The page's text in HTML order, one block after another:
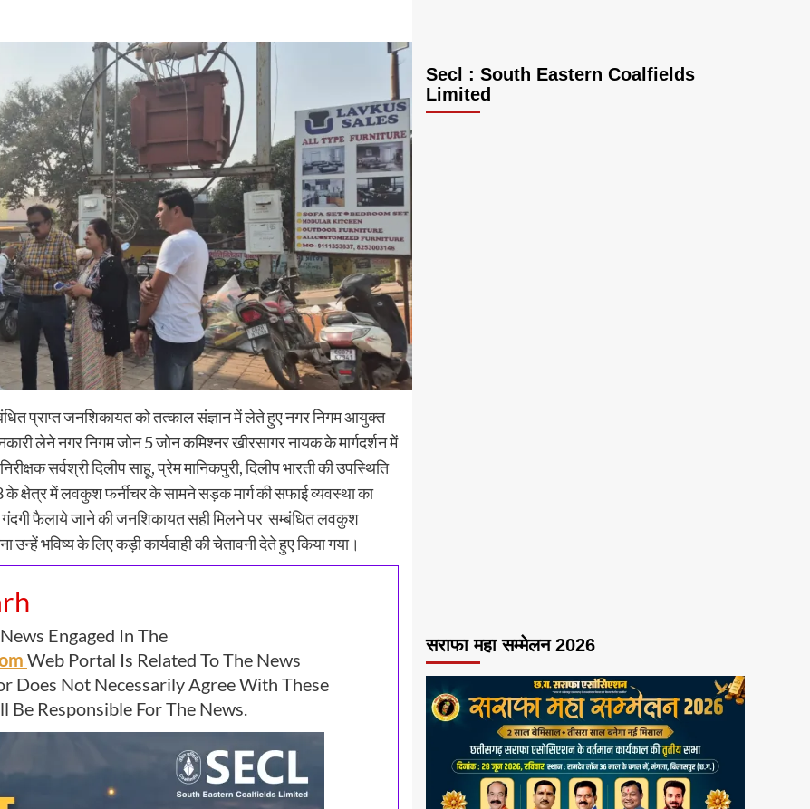
प्राप्त जनशिकायत को तत्काल संज्ञान में लेते हुए नगर निगम आयुक्त
लेने नगर निगम जोन 5 जोन कमिश्नर खीरसागर नायक के मार्गदर्शन में
सर्वश्री दिलीप साहू, प्रेम मानिकपुरी, दिलीप भारती की उपस्थिति
क्षेत्र में लवकुश फर्नीचर के सामने सड़क मार्ग की सफाई व्यवस्था का
फैलाये जाने की जनशिकायत सही मिलने पर सम्बंधित लवकुश
भविष्य के लिए कड़ी कार्यवाही की चेतावनी देते हुए किया गया।
Engaged In The
Web Portal Is Related To The News
Does Not Necessarily Agree With These
Responsible For The News.
Secl : South Eastern Coalfields
Limited
सराफा महा सम्मेलन 2026